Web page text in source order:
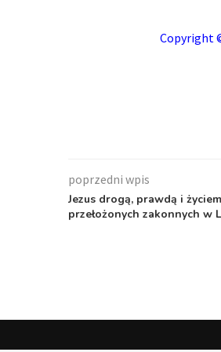
Copyright
poprzedni wpis
Jezus drogą, prawdą i
przełożonych zakonnych w